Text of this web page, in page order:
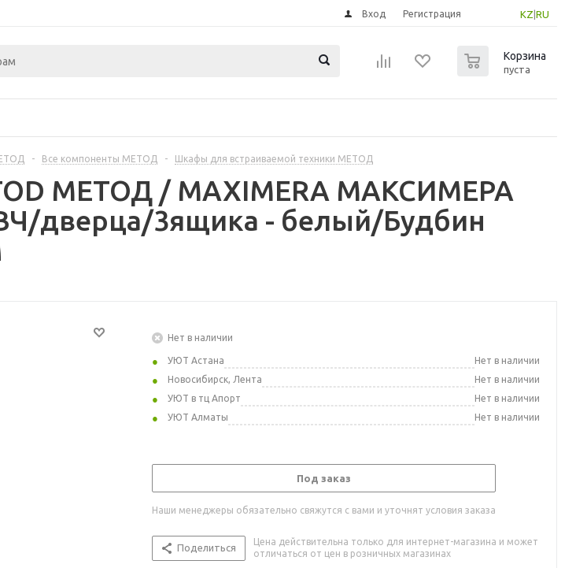
KZ RU
Вход Регистрация
Корзина
пуста
- Все компоненты МЕТОД - Шкафы для встраиваемой техники МЕТОД
МЕТОД / MAXIMERA МАКСИМЕРА
дверца/3ящика - белый/Будбин
Нет в наличии
УЮТ Астана
Нет в наличии
Новосибирск, Лента
Нет в наличии
УЮТ в тц Апорт
Нет в наличии
УЮТ Алматы
Нет в наличии
Под заказ
Наши менеджеры обязательно свяжутся с вами и уточнят условия заказа
Поделиться
Цена действительна только для интернет-магазина и может
отличаться от цен в розничных магазинах